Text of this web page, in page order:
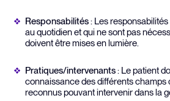
Responsabilités: Les
au quotidien et qui ne sont pas
doivent être mises en lumière.
Pratiques/intervenants: Le patient
connaissance des différents champs
reconnus pouvant intervenir dans la